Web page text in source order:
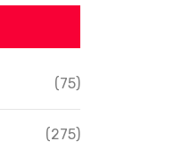
(75)
(275)